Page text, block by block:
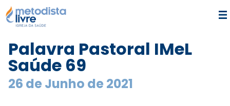
Palavra Pastoral IMeL
Saúde 69
26 de Junho de 2021